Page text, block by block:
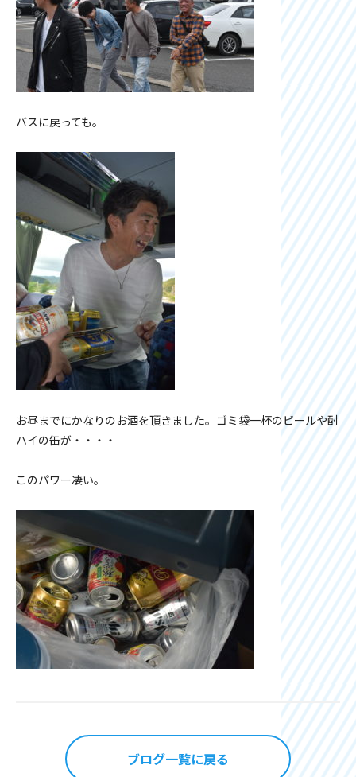
バスに戻っても。
お昼までにかなりのお酒を頂きました。ゴミ袋一杯のビールや酎
ハイの缶が・・・・
このパワー凄い。
ブログ一覧に戻る